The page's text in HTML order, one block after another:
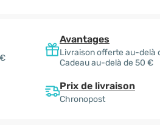
Avantages
Livraison offerte au-delà
Cadeau au-delà de 50 €
Prix de livraison
Chronopost